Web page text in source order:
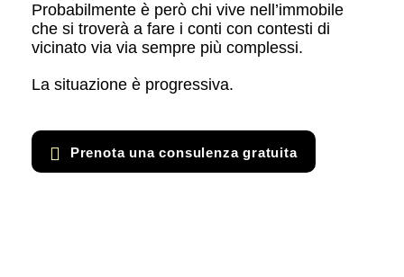
Probabilmente è però chi vive nell’immobile
che si troverà a fare i conti con contesti di
vicinato via via sempre più complessi.
La situazione è progressiva.
Prenota una consulenza gratuita